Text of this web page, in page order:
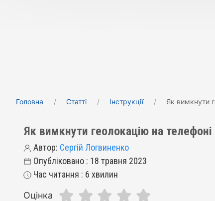
Головна Статті Інструкції Як вимкнути
Як вимкнути геолокацію на телефоні
Автор: Сергій Логвиненко
Опубліковано : 18 травня 2023
Час читання : 6 хвилин
Оцінка